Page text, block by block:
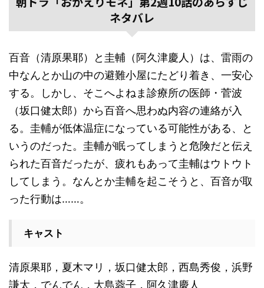
ネタバレ
百音（清原果耶）と圭輔（阿久津慶人）は、雷雨の
中なんとか山の中の避難小屋にたどり着き、一安心
する。しかし、そこへよねま診療所の医師・菅波
（坂口健太郎）から百音へ思わぬ内容の連絡が入
る。圭輔が低体温症になっている可能性がある、と
いうのだった。圭輔が眠ってしまうと危険だと伝え
られた百音だったが、疲れもあって圭輔はウトウト
してしまう。なんとか圭輔を起こそうと、百音が取
った行動は……。
キャスト
清原果耶，夏木マリ，坂口健太郎，西島秀俊，浜野
謙太，でんでん，大島蓉子，阿久津慶人